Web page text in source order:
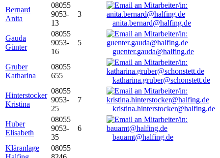
Bernard
Anita
08055
9053-
13
3
anita.bernard@halfing.de
Gauda
Günter
08055
9053-
16
5
guenter.gauda@halfing.de
Gruber
Katharina
08055
655
katharina.gruber@schonstett.de
Hinterstocker
Kristina
08055
9053-
25
7
kristina.hinterstocker@halfing.de
Huber
Elisabeth
08055
9053-
35
6
bauamt@halfing.de
Kläranlage
08055